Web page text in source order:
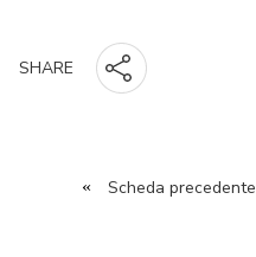
SHARE
« Scheda precedente